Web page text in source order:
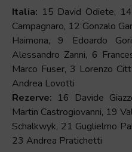
Italia: 15 David Odiete,
Campagnaro, 12 Gonzalo
Haimona, 9 Edoardo
Alessandro Zanni, 6
Marco Fuser, 3 Lorenzo
Andrea Lovotti
Rezerve: 16 Davide
Martin Castrogiovanni, 19
Schalkwyk, 21 Guglielmo
23 Andrea Pratichetti